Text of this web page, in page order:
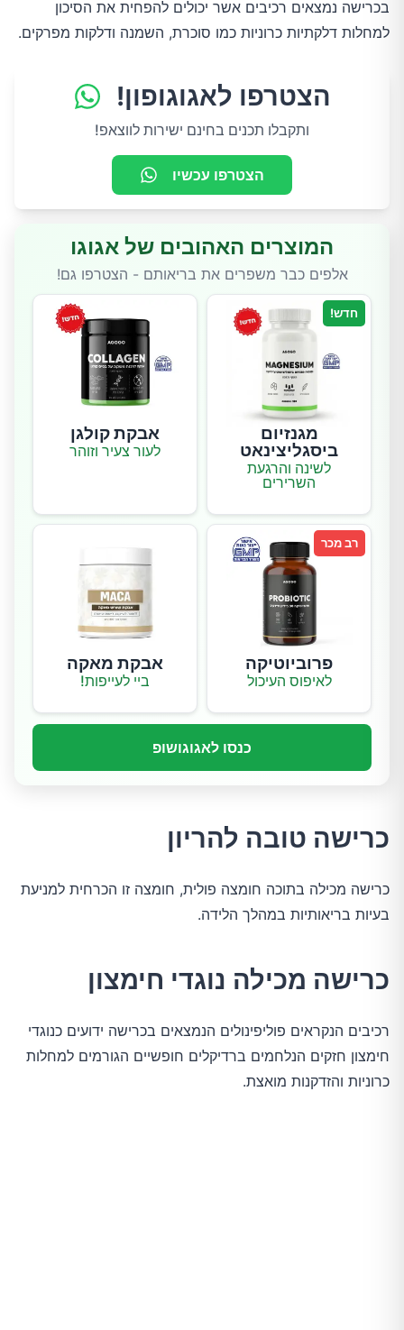
בכרישה נמצאים רכיבים אשר יכולים להפחית את הסיכון
למחלות דלקתיות כרוניות כמו סוכרת, השמנה ודלקות מפרקים.
הצטרפו לאגוגופון!
ותקבלו תכנים בחינם ישירות לווצאפ!
הצטרפו עכשיו
המוצרים האהובים של אגוגו
אלפים כבר משפרים את בריאותם - הצטרפו גם!
חדש!
מגנזיום
ביסגליצינאט
לשינה והרגעת
השרירים
אבקת קולגן
לעור צעיר וזוהר
רב מכר
פרוביוטיקה
לאיפוס העיכול
אבקת מאקה
ביי לעייפות!
כנסו לאגוגושופ
כרישה טובה להריון
כרישה מכילה בתוכה חומצה פולית, חומצה זו הכרחית למניעת
בעיות בריאותיות במהלך הלידה.
כרישה מכילה נוגדי חימצון
רכיבים הנקראים פוליפינולים הנמצאים בכרישה ידועים כנוגדי
חימצון חזקים הנלחמים ברדיקלים חופשיים הגורמים למחלות
כרוניות והזדקנות מואצת.